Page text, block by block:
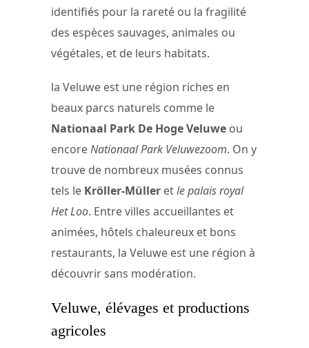
identifiés pour la rareté ou la fragilité
des espèces sauvages, animales ou
végétales, et de leurs habitats.
la Veluwe est une région riches en
beaux parcs naturels comme le
Nationaal Park De Hoge Veluwe ou
encoreNationaal Park Veluwezoom. On y
trouve de nombreux musées connus
tels le Kröller-Müller etle palais royal
Het Loo. Entre villes accueillantes et
animées, hôtels chaleureux et bons
restaurants, la Veluwe est une région à
découvrir sans modération.
Veluwe, élévages et productions
agricoles